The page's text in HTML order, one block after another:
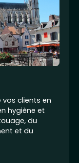
vos clients en
hygiène et
du
et du